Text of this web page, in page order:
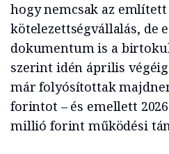
hogy nemcsak az
kötelezettségvállalás, de
dokumentum is a
szerint idén április
már folyósítottak
forintot – és emellett
millió forint működési